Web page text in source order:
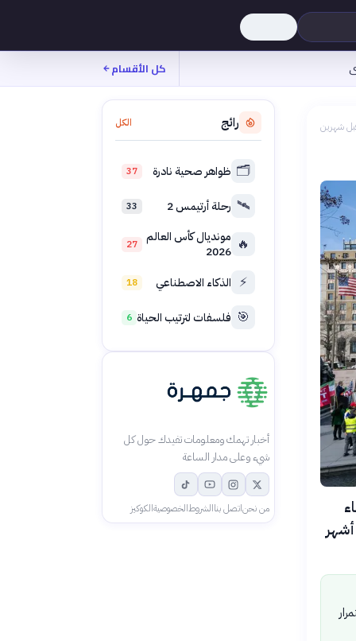
كل الأقسام
شهرين رائج الكل
🗂️ ظواهر صحية نادرة 37
🛰️ رحلة أرتيمس 2 33
🔥 مونديال كأس العالم
2026
27
⚡ الذكاء الاصطناعي 18
🎯 فلسفات لترتيب الحياة 6
أخبار تهمك ومعلومات تفيدك حول كل
شيء وعلى مدار الساعة
من نحناتصل بناالشروطالخصوصيةالكوكيز